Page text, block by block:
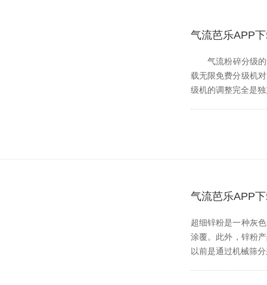
气流芭乐APP下
气流粉碎分级的动
载无限免费分级机对产
级机的调整完全是独
气流芭乐APP
超细锌粉是一种灰色
涂覆。此外，锌
以前是通过机械筛分